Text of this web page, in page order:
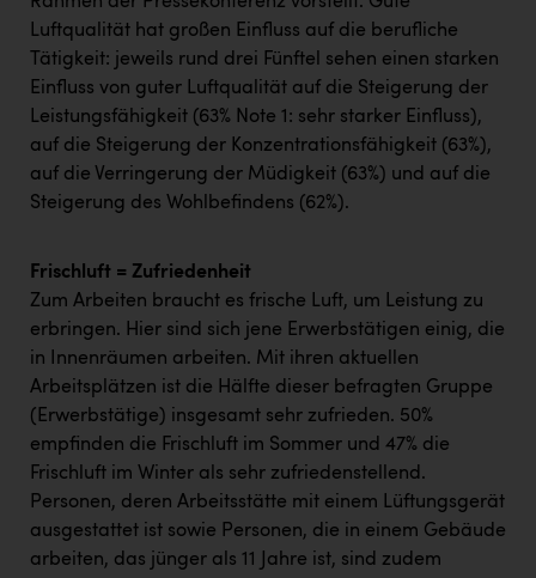
Dopgas
kunden basics
kontakt
Luftqualität hat großen Einfluss auf die berufliche
Tätigkeit: jeweils rund drei Fünftel sehen einen starken
Einfluss von guter Luftqualität auf die Steigerung der
Leistungsfähigkeit (63% Note 1: sehr starker Einfluss),
auf die Steigerung der Konzentrationsfähigkeit (63%),
auf die Verringerung der Müdigkeit (63%) und auf die
Steigerung des Wohlbefindens (62%).
Frischluft = Zufriedenheit
Zum Arbeiten braucht es frische Luft, um Leistung zu
erbringen. Hier sind sich jene Erwerbstätigen einig, die
in Innenräumen arbeiten. Mit ihren aktuellen
Arbeitsplätzen ist die Hälfte dieser befragten Gruppe
(Erwerbstätige) insgesamt sehr zufrieden. 50%
empfinden die Frischluft im Sommer und 47% die
Frischluft im Winter als sehr zufriedenstellend.
Personen, deren Arbeitsstätte mit einem Lüftungsgerät
ausgestattet ist sowie Personen, die in einem Gebäude
arbeiten, das jünger als 11 Jahre ist, sind zudem